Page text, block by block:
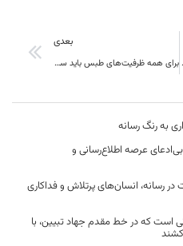
مناطق
بعدی
برای همه ظرفیت‌های طبس باید سرمایه گذاری کرد
به رنگ رسانه
عرصه اطلاع‌رسانی و
در رسانه، انسان‌های پرتلاش و فداکاری
است که در خط مقدم جهاد تبیین، با